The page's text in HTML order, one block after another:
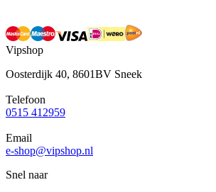
Vipshop
Oosterdijk 40, 8601BV Sneek
Telefoon
0515 412959
Email
e-shop@vipshop.nl
Snel naar